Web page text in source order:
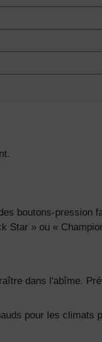
boutons-pression
Star » ou «
dans l'abîme.
pour les climats
et
de
de